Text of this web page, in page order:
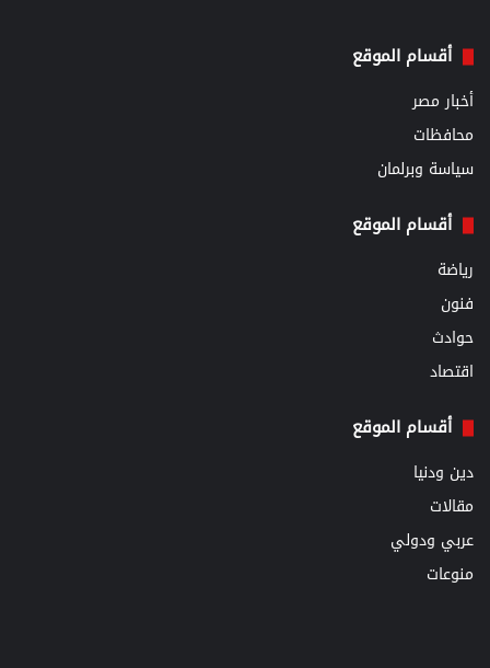
أقسام الموقع
أخبار مصر
محافظات
سياسة وبرلمان
أقسام الموقع
رياضة
فنون
حوادث
اقتصاد
أقسام الموقع
دين ودنيا
مقالات
عربي ودولي
منوعات